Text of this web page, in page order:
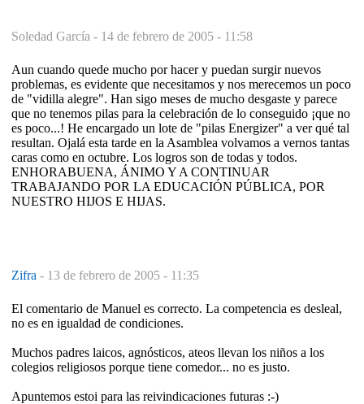
Soledad García - 14 de febrero de 2005 - 11:58
Aun cuando quede mucho por hacer y puedan surgir nuevos
problemas, es evidente que necesitamos y nos merecemos un poco
de "vidilla alegre". Han sigo meses de mucho desgaste y parece
que no tenemos pilas para la celebración de lo conseguido ¡que no
es poco...! He encargado un lote de "pilas Energizer" a ver qué tal
resultan. Ojalá esta tarde en la Asamblea volvamos a vernos tantas
caras como en octubre. Los logros son de todas y todos.
ENHORABUENA, ÁNIMO Y A CONTINUAR
TRABAJANDO POR LA EDUCACIÓN PÚBLICA, POR
NUESTRO HIJOS E HIJAS.
Zifra - 13 de febrero de 2005 - 11:35
El comentario de Manuel es correcto. La competencia es desleal,
no es en igualdad de condiciones.
Muchos padres laicos, agnósticos, ateos llevan los niños a los
colegios religiosos porque tiene comedor... no es justo.
Apuntemos estoi para las reivindicaciones futuras :-)